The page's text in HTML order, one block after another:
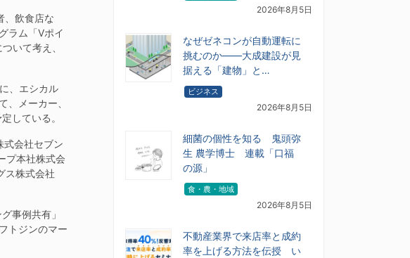
、飲食店な
ラム「Vポイ
いて考え、
、エシカル
、メーカー、
している。
会社セブン
プ本社株式会
ス株式会社
事例共有」
トジンのマー
2026年8月5日
なぜゼネコンが自動運転に
挑むのか――大成建設が見
据える「建物」と…
ビジネス
2026年8月5日
細菌の個性を知る 鬼頭弥
生 農学博士 連載「口福
の源」
食・農・地域
2026年8月5日
不動産業界で来店率と成約
率を上げる方法を伝授 い